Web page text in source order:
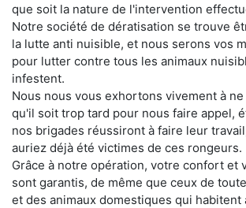
que soit la nature de l'intervention
Notre société de dératisation se trouve
la lutte anti nuisible, et nous serons vos
pour lutter contre tous les animaux
infestent.
Nous nous vous exhortons vivement à
qu'il soit trop tard pour nous faire appel,
nos brigades réussiront à faire leur
auriez déjà été victimes de ces rongeurs.
Grâce à notre opération, votre confort et
sont garantis, de même que ceux de
et des animaux domestiques qui habitent